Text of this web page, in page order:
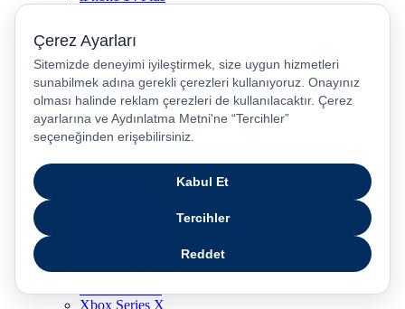
iPhone 13
iPhone 12
iPhone 11
iPhone SE
Dyson Airwrap
Dyson V15
Dyson V15 Detect Submarine
Samsung Galaxy S25 Ultra
PS4 / Playstation 4
Nintendo Switch
Xbox Series X